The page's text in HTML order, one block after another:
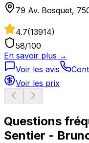
79 Av. Bosquet,
4.7(13914)
58/100
En savoir plus →
Voir les avis
Voir les prix
Questions
Sentier -